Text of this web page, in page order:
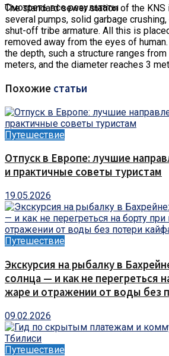
Смотреть все результаты
The standard sewer station of the
several pumps, solid garbage
shut-off tribe armature. All this is
removed away from the eyes of
the depth, such a structure ranges
meters, and the diameter reaches 3
Похожие статьи
Путешествие
Отпуск в Европе: лучшие
и практичные советы туристам
19.05.2026
Путешествие
Экскурсия на рыбалку в
солнца — и как не перегреться
жаре и отражении от воды без
09.02.2026
Путешествие